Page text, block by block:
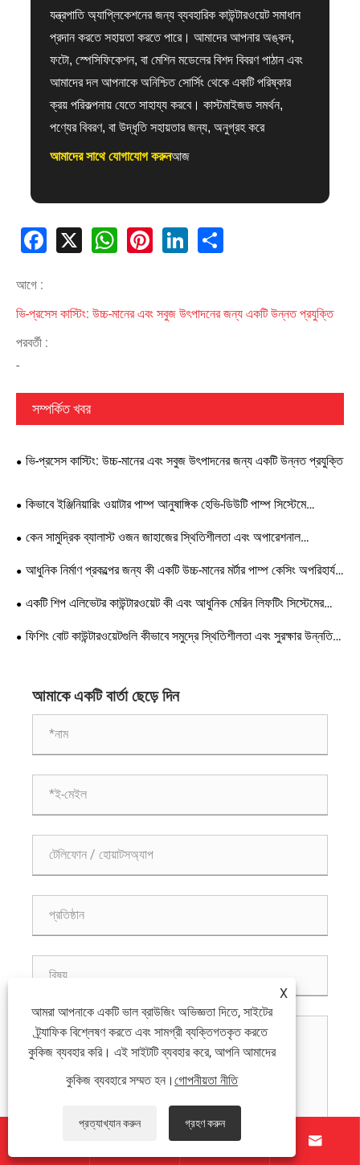
যন্ত্রপাতি অ্যাপ্লিকেশনের জন্য ব্যবহারিক কাউন্টারওয়েট সমাধান
প্রদান করতে সহায়তা করতে পারে। আমাদের আপনার অঙ্কন,
ফটো, স্পেসিফিকেশন, বা মেশিন মডেলের বিশদ বিবরণ পাঠান এবং
আমাদের দল আপনাকে অনিশ্চিত সোর্সিং থেকে একটি পরিষ্কার
ক্রয় পরিকল্পনায় যেতে সাহায্য করবে। কাস্টমাইজড সমর্থন,
পণ্যের বিবরণ, বা উদ্ধৃতি সহায়তার জন্য, অনুগ্রহ করে
আমাদের সাথে যোগাযোগ করুনআজ
Facebook
X WhatsAppPinterestLinkedInShare
আগে :
ভি-প্রসেস কাস্টিং: উচ্চ-মানের এবং সবুজ উৎপাদনের জন্য একটি উন্নত প্রযুক্তি
পরবর্তী :
-
সম্পর্কিত খবর
ভি-প্রসেস কাস্টিং: উচ্চ-মানের এবং সবুজ উৎপাদনের জন্য একটি উন্নত প্রযুক্তি
কিভাবে ইঞ্জিনিয়ারিং ওয়াটার পাম্প আনুষাঙ্গিক হেভি-ডিউটি ​​পাম্প সিস্টেমে
ডাউনটাইম কমাতে পারে?
কেন সামুদ্রিক ব্যালাস্ট ওজন জাহাজের স্থিতিশীলতা এবং অপারেশনাল
নিরাপত্তার জন্য এত গুরুত্বপূর্ণ?
আধুনিক নির্মাণ প্রকল্পের জন্য কী একটি উচ্চ-মানের মর্টার পাম্প কেসিং অপরিহার্য
করে তোলে
একটি শিপ এলিভেটর কাউন্টারওয়েট কী এবং আধুনিক মেরিন লিফটিং সিস্টেমের
জন্য কেন এটি গুরুত্বপূর্ণ
ফিশিং বোট কাউন্টারওয়েটগুলি কীভাবে সমুদ্রে স্থিতিশীলতা এবং সুরক্ষার উন্নতি
আমাকে একটি বার্তা ছেড়ে দিন
 
X
আমরা আপনাকে একটি ভাল ব্রাউজিং অভিজ্ঞতা দিতে, সাইটের
ট্র্যাফিক বিশ্লেষণ করতে এবং সামগ্রী ব্যক্তিগতকৃত করতে
কুকিজ ব্যবহার করি। এই সাইটটি ব্যবহার করে, আপনি আমাদের
কুকিজ ব্যবহারে সম্মত হন।গোপনীয়তা নীতি
প্রত্যাখ্যান করুন গ্রহণ করুন